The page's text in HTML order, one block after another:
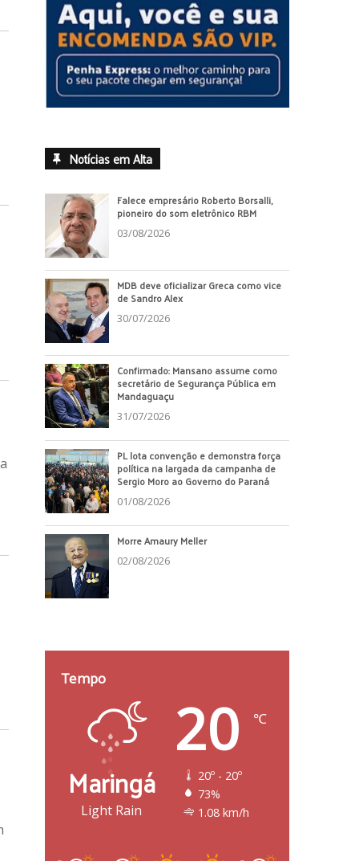
Notícias em Alta
Falece empresário Roberto Borsalli,
pioneiro do som eletrônico RBM
03/08/2026
MDB deve oficializar Greca como vice
de Sandro Alex
30/07/2026
Confirmado: Mansano assume como
secretário de Segurança Pública em
Mandaguaçu
31/07/2026
PL lota convenção e demonstra força
política na largada da campanha de
Sergio Moro ao Governo do Paraná
01/08/2026
Morre Amaury Meller
02/08/2026
Tempo
Maringá
Light Rain
20 ℃
20º - 20º
73%
1.08 km/h